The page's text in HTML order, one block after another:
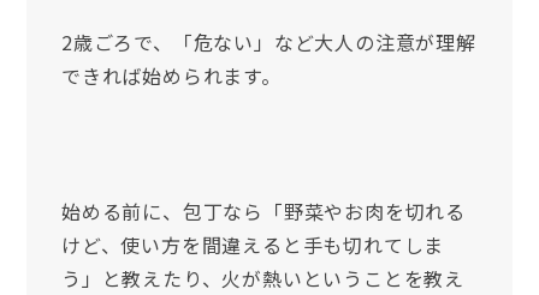
2歳ごろで、「危ない」など大人の注意が理解
できれば始められます。
始める前に、包丁なら「野菜やお肉を切れる
けど、使い方を間違えると手も切れてしま
う」と教えたり、火が熱いということを教え